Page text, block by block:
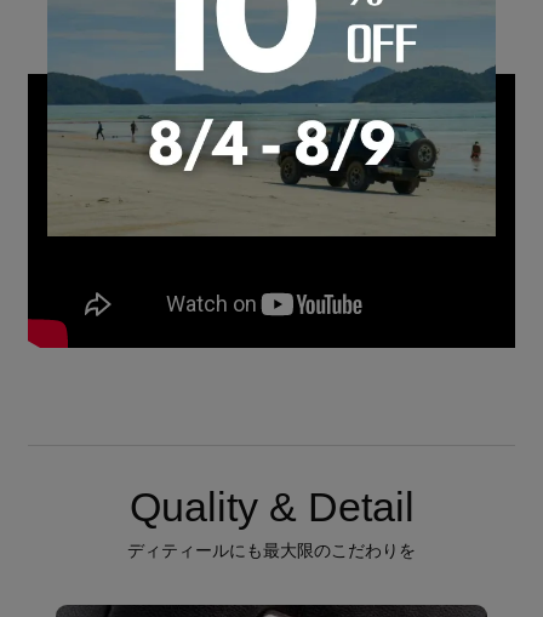
Quality & Detail
ディティールにも最大限のこだわりを